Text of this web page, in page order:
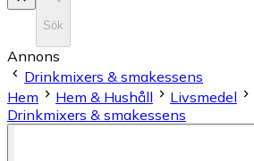
Sök
Annons
Drinkmixers & smakessens
Hem
Hem & Hushåll Livsmedel
Drinkmixers & smakessens